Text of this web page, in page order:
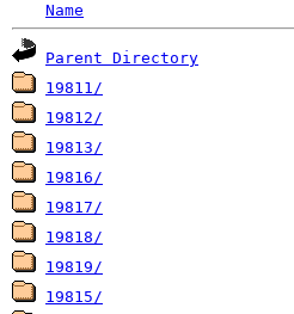
Name
Parent Directory
19811/
19812/
19813/
19816/
19817/
19818/
19819/
19815/